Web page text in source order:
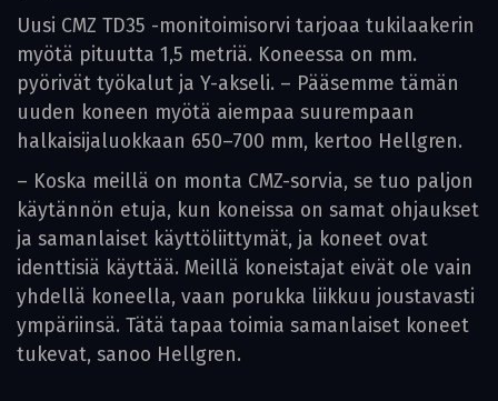
Uusi CMZ TD35 -monitoimisorvi tarjoaa tukilaakerin
myötä pituutta 1,5 metriä. Koneessa on mm.
pyörivät työkalut ja Y-akseli. – Pääsemme tämän
uuden koneen myötä aiempaa suurempaan
halkaisijaluokkaan 650–700 mm, kertoo Hellgren.
– Koska meillä on monta CMZ-sorvia, se tuo paljon
käytännön etuja, kun koneissa on samat ohjaukset
ja samanlaiset käyttöliittymät, ja koneet ovat
identtisiä käyttää. Meillä koneistajat eivät ole vain
yhdellä koneella, vaan porukka liikkuu joustavasti
ympäriinsä. Tätä tapaa toimia samanlaiset koneet
tukevat, sanoo Hellgren.